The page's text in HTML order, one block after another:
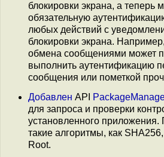
блокировки экрана, а теперь
обязательную
любых действий с
блокировки экрана.
обмена сообщениями может
выполнить аутентификацию
сообщения или пометкой
Добавлен API
для запроса и проверки
установленного
такие алгоритмы, как
Root.